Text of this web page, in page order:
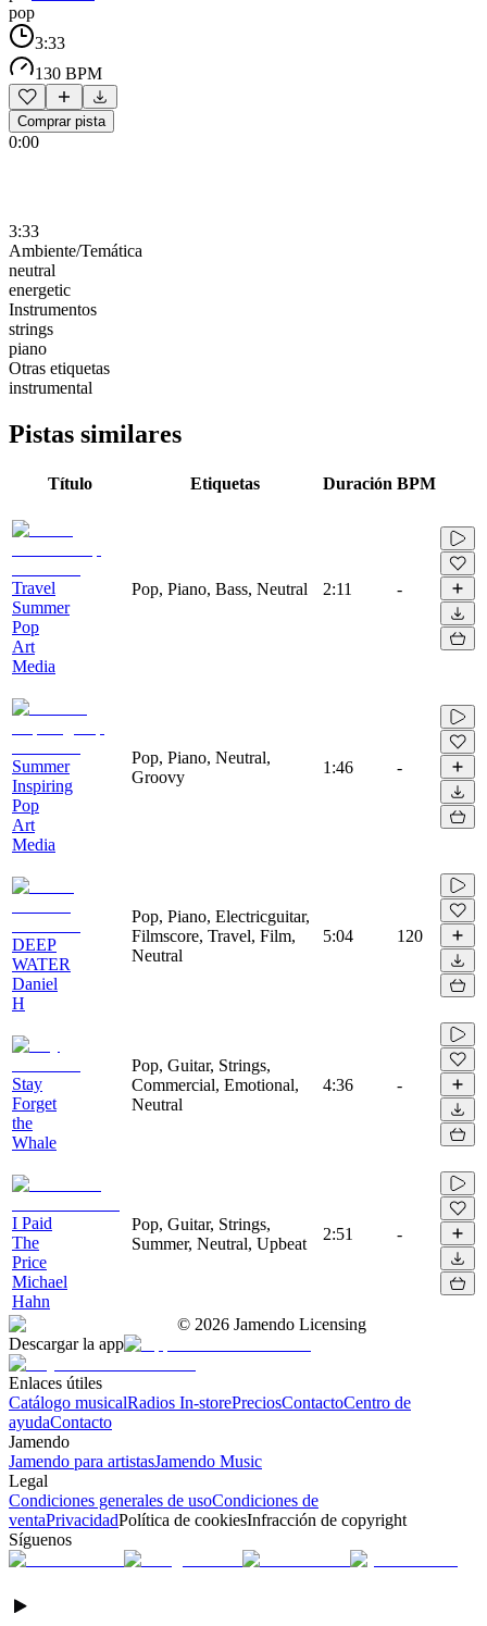
pop
3:33
130 BPM
Comprar pista
0:00
3:33
Ambiente/Temática
neutral
energetic
Instrumentos
strings
piano
Otras etiquetas
instrumental
Pistas similares
Título Etiquetas Duración BPM
Travel
Summer
Pop
Art
Media
Pop, Piano, Bass, Neutral 2:11 -
Summer
Inspiring
Pop
Art
Media
Pop, Piano, Neutral,
Groovy
1:46 -
DEEP
WATER
Daniel
H
Pop, Piano, Electricguitar,
Filmscore, Travel, Film,
Neutral
5:04 120
Stay
Forget
the
Whale
Pop, Guitar, Strings,
Commercial, Emotional,
Neutral
4:36 -
I Paid
The
Price
Michael
Hahn
Pop, Guitar, Strings,
Summer, Neutral, Upbeat
2:51 -
© 2026 Jamendo Licensing
Descargar la app
Enlaces útiles
Catálogo musicalRadios In-storePreciosContactoCentro de
ayudaContacto
Jamendo
Jamendo para artistasJamendo Music
Legal
Condiciones generales de usoCondiciones de
ventaPrivacidadPolítica de cookiesInfracción de copyright
Síguenos